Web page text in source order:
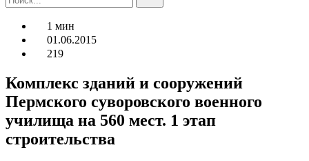
1 мин
01.06.2015
219
Комплекс зданий и сооружений
Пермского суворовского военного
училища на 560 мест. 1 этап
строительства